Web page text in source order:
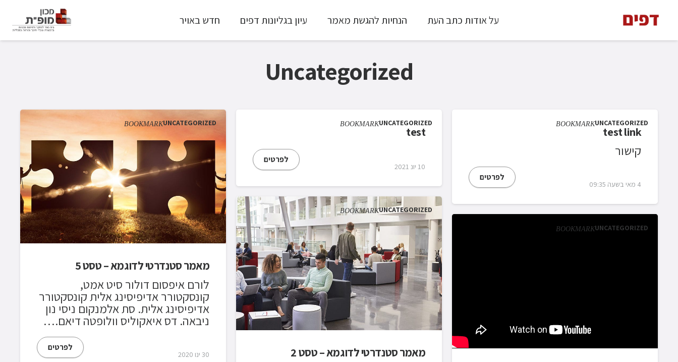
על אודות כתב העת הנחיות להגשת מאמר עיון בגליונות דפים חדש באויר
Uncategorized
test link
קישור
BOOKMARKUNCATEGORIZED
4 מאי בשעה 09:35
לפרטים
test
BOOKMARKUNCATEGORIZED
10 יונ 2021
לפרטים
מאמר סטנדרטי לדוגמא – טסט 5
לורם איפסום דולור סיט אמט,
קונסקטורר אדיפיסינג אלית קונסקטורר
אדיפיסינג אלית. סת אלמנקום ניסי נון
ניבאה. דס איאקוליס וולופטה דיאם.…
BOOKMARKUNCATEGORIZED
30 ינו 2020
לפרטים מאמר סטנדרטי לדוגמא – טסט 2
BOOKMARKUNCATEGORIZED
BOOKMARKUNCATEGORIZED